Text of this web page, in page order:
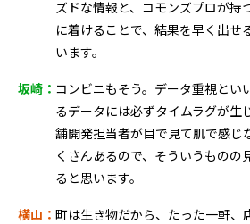
ズドな情報と、コモンズプロが持
に着けることで、結果を早く出せ
います。
坂崎： コンビニもそう。データ重視とい
るデータには必ずタイムラグが生
舗開発担当者が目で見て肌で感じ
くさんあるので、そういうものの
ると思います。
横山： 町は生き物だから、たった一軒、